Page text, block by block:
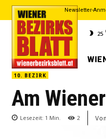
Newsletter-
25
10. BEZIRK
Am
Lesezeit: 1 Min. 2 Von